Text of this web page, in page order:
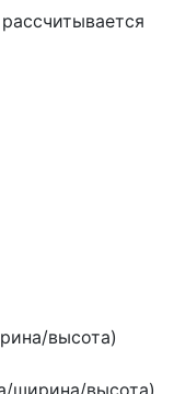
высота)
ширина/высота)